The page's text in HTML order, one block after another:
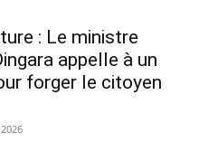
: Le ministre
appelle à un
forger le citoyen